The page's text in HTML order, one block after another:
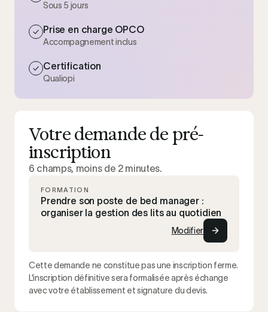
Sous 5 jours
Prise en charge OPCO
Accompagnement inclus
Certification
Qualiopi
Votre demande de pré-
inscription
6 champs, moins de 2 minutes.
FORMATION
Prendre son poste de bed manager :
organiser la gestion des lits au quotidien
Modifier
Cette demande ne constitue pas une inscription ferme.
L’inscription définitive sera formalisée après échange
avec votre établissement et signature du devis.